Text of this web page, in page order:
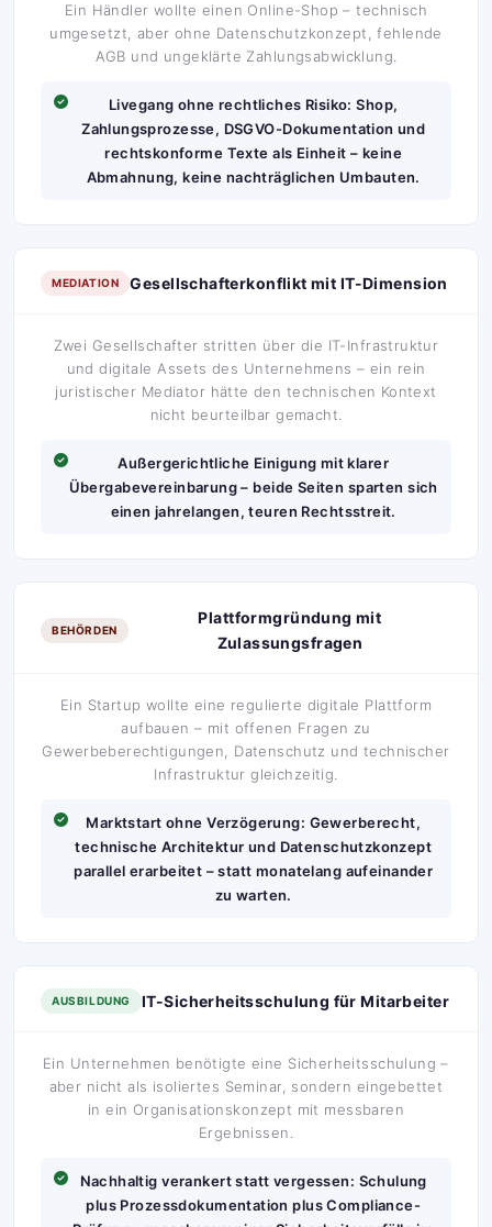
Ein Händler wollte einen Online-Shop – technisch
umgesetzt, aber ohne Datenschutzkonzept, fehlende
AGB und ungeklärte Zahlungsabwicklung.
Livegang ohne rechtliches Risiko: Shop,
Zahlungsprozesse, DSGVO-Dokumentation und
rechtskonforme Texte als Einheit – keine
Abmahnung, keine nachträglichen Umbauten.
MEDIATION Gesellschafterkonflikt mit IT-Dimension
Zwei Gesellschafter stritten über die IT-Infrastruktur
und digitale Assets des Unternehmens – ein rein
juristischer Mediator hätte den technischen Kontext
nicht beurteilbar gemacht.
Außergerichtliche Einigung mit klarer
Übergabevereinbarung – beide Seiten sparten sich
einen jahrelangen, teuren Rechtsstreit.
BEHÖRDEN
Plattformgründung mit
Zulassungsfragen
Ein Startup wollte eine regulierte digitale Plattform
aufbauen – mit offenen Fragen zu
Gewerbeberechtigungen, Datenschutz und technischer
Infrastruktur gleichzeitig.
Marktstart ohne Verzögerung: Gewerberecht,
technische Architektur und Datenschutzkonzept
parallel erarbeitet – statt monatelang aufeinander
zu warten.
AUSBILDUNG IT-Sicherheitsschulung für Mitarbeiter
Ein Unternehmen benötigte eine Sicherheitsschulung –
aber nicht als isoliertes Seminar, sondern eingebettet
in ein Organisationskonzept mit messbaren
Ergebnissen.
Nachhaltig verankert statt vergessen: Schulung
plus Prozessdokumentation plus Compliance-